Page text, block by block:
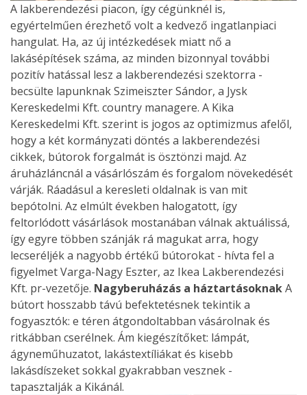
A lakberendezési piacon, így cégünknél is,
egyértelműen érezhető volt a kedvező ingatlanpiaci
hangulat. Ha, az új intézkedések miatt nő a
lakásépítések száma, az minden bizonnyal további
pozitív hatással lesz a lakberendezési szektorra -
becsülte lapunknak Szimeiszter Sándor, a Jysk
Kereskedelmi Kft. country managere. A Kika
Kereskedelmi Kft. szerint is jogos az optimizmus afelől,
hogy a két kormányzati döntés a lakberendezési
cikkek, bútorok forgalmát is ösztönzi majd. Az
áruházláncnál a vásárlószám és forgalom növekedését
várják. Ráadásul a keresleti oldalnak is van mit
bepótolni. Az elmúlt években halogatott, így
feltorlódott vásárlások mostanában válnak aktuálissá,
így egyre többen szánják rá magukat arra, hogy
lecseréljék a nagyobb értékű bútorokat - hívta fel a
figyelmet Varga-Nagy Eszter, az Ikea Lakberendezési
Kft. pr-vezetője. Nagyberuházás a háztartásoknakA
bútort hosszabb távú befektetésnek tekintik a
fogyasztók: e téren átgondoltabban vásárolnak és
ritkábban cserélnek. Ám kiegészítőket: lámpát,
ágyneműhuzatot, lakástextíliákat és kisebb
lakásdíszeket sokkal gyakrabban vesznek -
tapasztalják a Kikánál.